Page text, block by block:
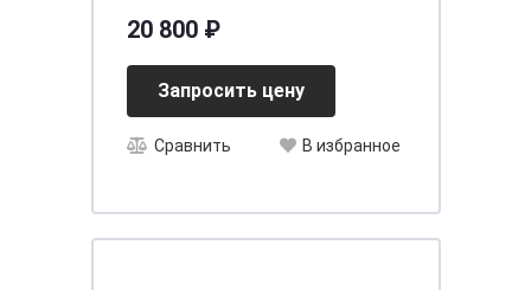
20 800 ₽
Запросить цену
Сравнить В избранное